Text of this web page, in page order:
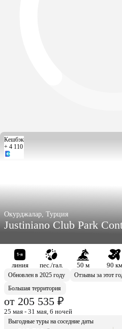
Кешбэк
+ 4 110
Окурджалар, Турция
Justiniano Club Park
линия пес./гал. 50 м 90 км
Обновлен в 2025 году
Отзывы за этот
Большая территория
от 205 535 ₽
25 мая - 31 мая, 6 ночей
Выгодные туры на соседние даты